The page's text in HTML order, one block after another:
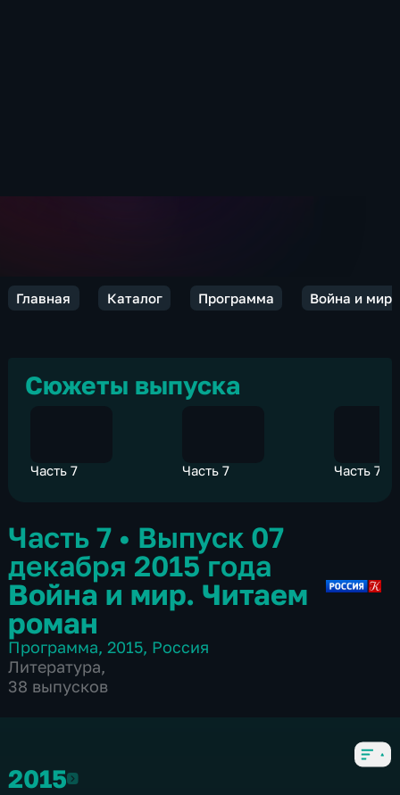
Главная Каталог Программа Война и
Сюжеты выпуска
Часть 7 Часть 7 Часть 7
Часть 7 • Выпуск 07
декабря 2015 года
Война и мир. Читаем
роман
Программа, 2015, Россия
Литература,
38 выпусков
20152015